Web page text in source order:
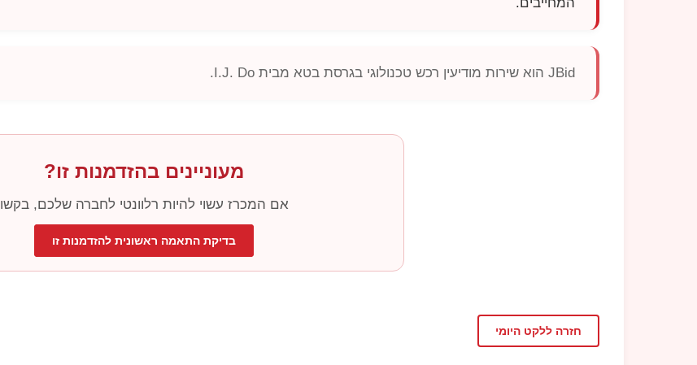
המחייבים.
JBid הוא שירות מודיעין רכש טכנולוגי בגרסת בטא מבית I.J. Do
.
מעוניינים בהזדמנות זו?
אם המכרז עשוי להיות רלוונטי לחברה שלכם, בקשו
בדיקת התאמה ראשונית להזדמנות זו
חזרה ללקט היומי